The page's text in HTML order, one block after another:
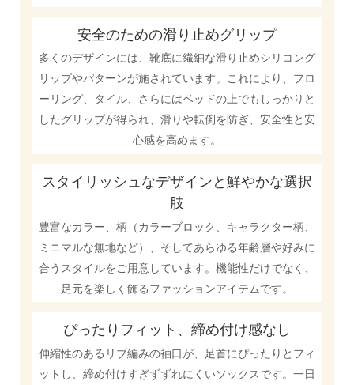
安全のための滑り止めグリップ
多くのデザインには、靴底に繊細な滑り止めシリコング
リップやパターンが施されています。これにより、フロ
ーリング、タイル、さらにはベッドの上でもしっかりと
したグリップが得られ、滑りや転倒を防ぎ、安全性と安
心感を高めます。
スタイリッシュなデザインと鮮やかな選択
肢
豊富なカラー、柄（カラーブロック、キャラクター柄、
ミニマルな無地など）、そしてあらゆる年齢層や好みに
合うスタイルをご用意しています。機能性だけでなく、
足元を楽しく飾るファッションアイテムです。
ぴったりフィット、締め付け感なし
伸縮性のあるリブ編みの袖口が、足首にぴったりとフィ
ットし、締め付けすぎずずれにくいソックスです。一日